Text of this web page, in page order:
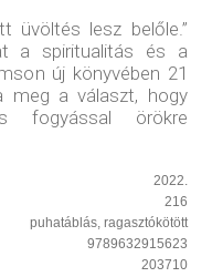
üvöltés lesz belőle.”
a spiritualitás és a
új könyvében 21
meg a választ, hogy
fogyással örökre
2022.
216
puhatáblás, ragasztókötött
9789632915623
203710